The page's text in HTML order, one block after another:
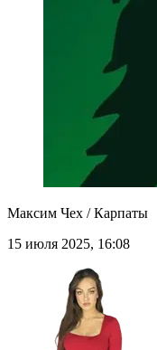
Максим Чех / Карпаты
15 июля 2025, 16:08